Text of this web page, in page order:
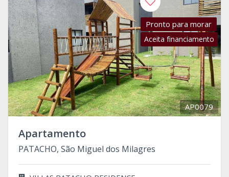
Pronto para morar
Aceita financiamento
AP0079
Apartamento
PATACHO, São Miguel dos Milagres